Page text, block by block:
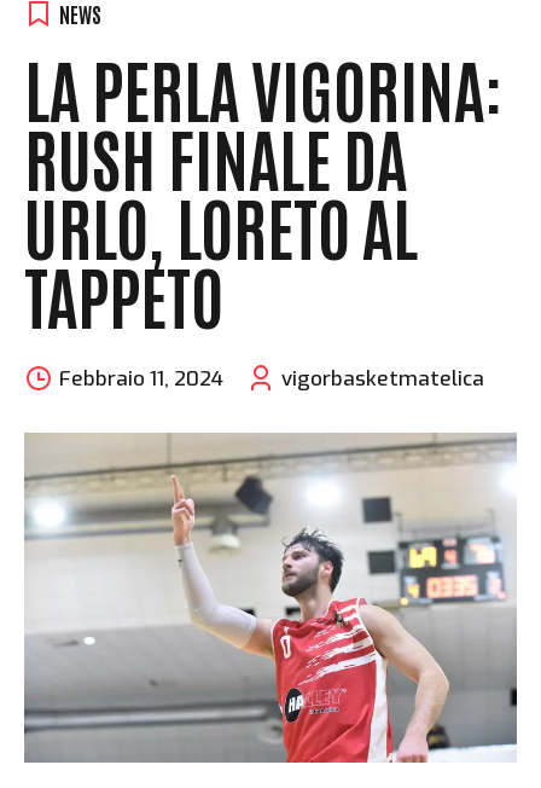
NEWS
LA PERLA VIGORINA:
RUSH FINALE DA
URLO, LORETO AL
TAPPETO
Febbraio 11, 2024 vigorbasketmatelica